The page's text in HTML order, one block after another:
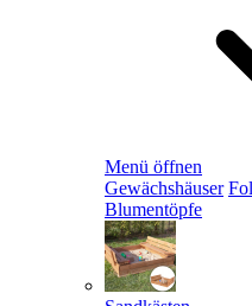
Menü öffnen
Gewächshäuser
Blumentöpfe